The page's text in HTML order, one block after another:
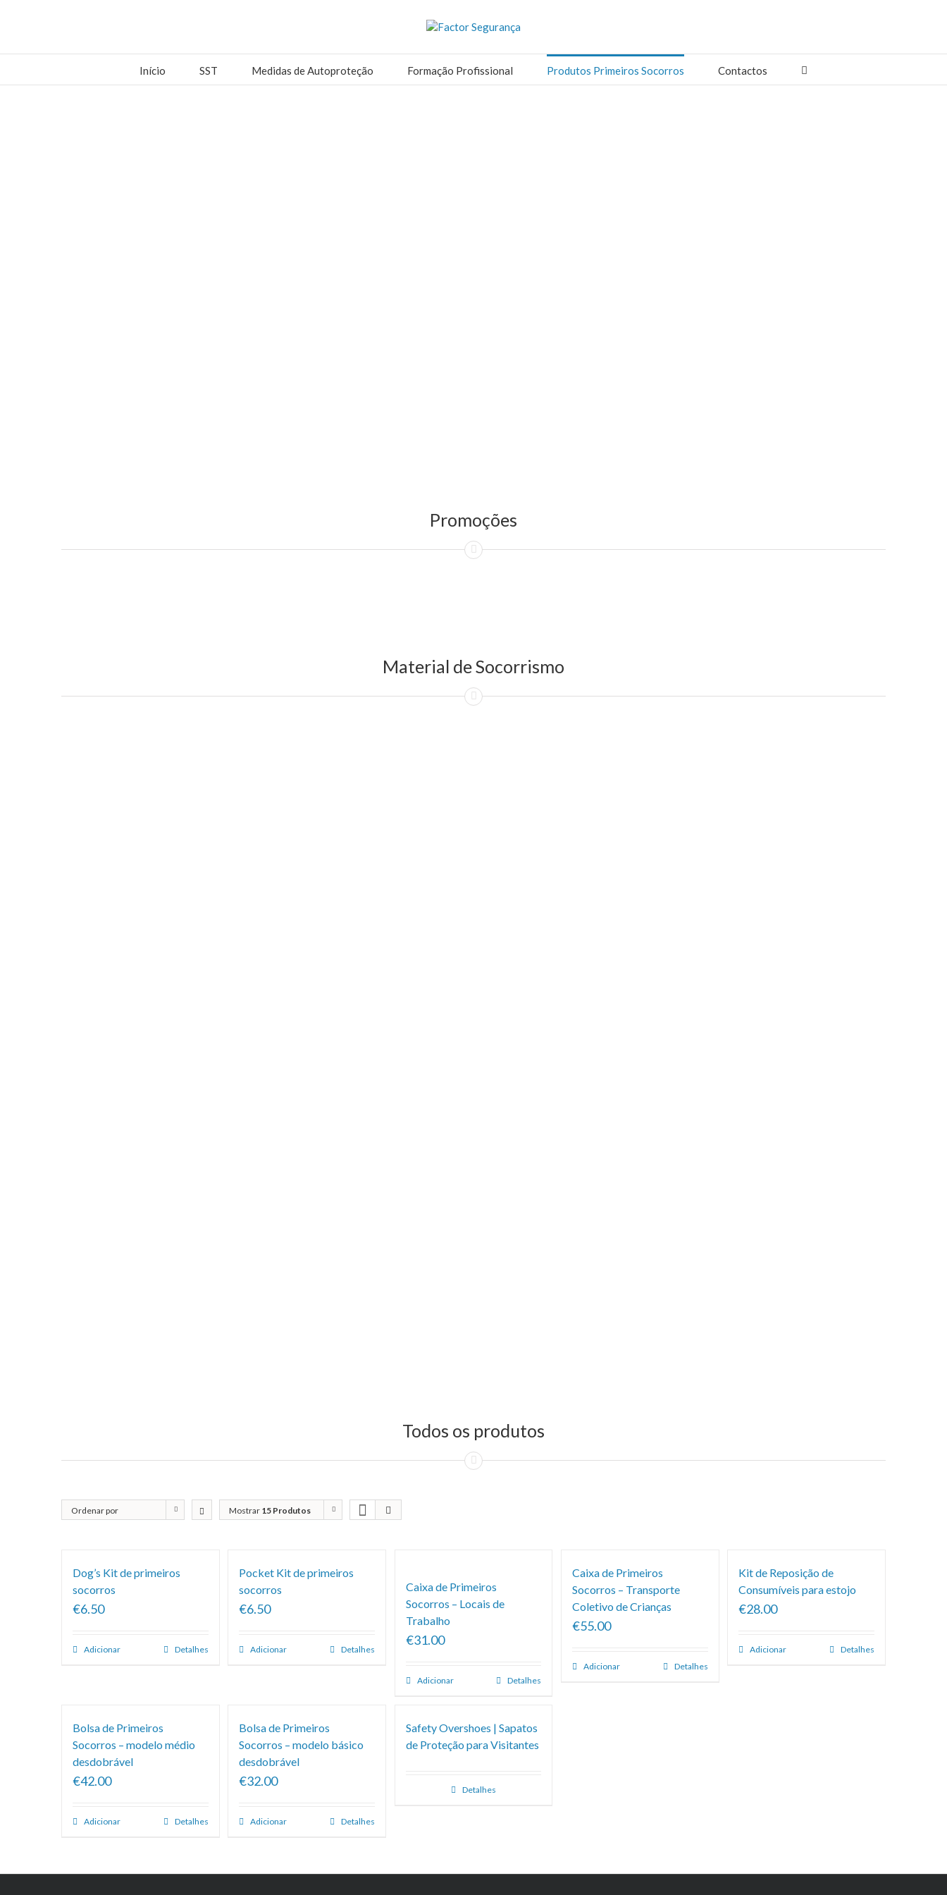
Início SST Medidas de Autoproteção Formação Profissional Produtos Primeiros Socorros Contactos
Promoções
Material de Socorrismo
Todos os produtos
Ordenar por
Mostrar 15 Produtos
Dog’s Kit de primeiros
socorros
€6.50
Adicionar Detalhes
Pocket Kit de primeiros
socorros
€6.50
Adicionar Detalhes
Caixa de Primeiros
Socorros – Locais de
Trabalho
€31.00
Adicionar Detalhes
Caixa de Primeiros
Socorros – Transporte
Coletivo de Crianças
€55.00
Adicionar Detalhes
Kit de Reposição de
Consumíveis para estojo
€28.00
Adicionar Detalhes
Bolsa de Primeiros
Socorros – modelo médio
desdobrável
€42.00
Adicionar Detalhes
Bolsa de Primeiros
Socorros – modelo básico
desdobrável
€32.00
Adicionar Detalhes
Safety Overshoes | Sapatos
de Proteção para Visitantes
Detalhes